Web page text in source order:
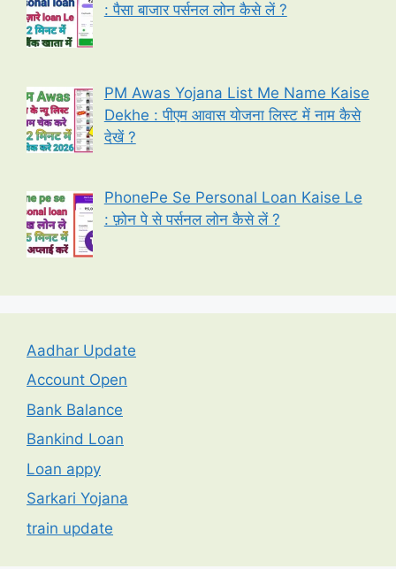
: पैसा बाजार पर्सनल लोन कैसे लें ?
PM Awas Yojana List Me Name Kaise
Dekhe : पीएम आवास योजना लिस्ट में नाम कैसे
देखें ?
PhonePe Se Personal Loan Kaise Le
: फ़ोन पे से पर्सनल लोन कैसे लें ?
Aadhar Update
Account Open
Bank Balance
Bankind Loan
Loan appy
Sarkari Yojana
train update